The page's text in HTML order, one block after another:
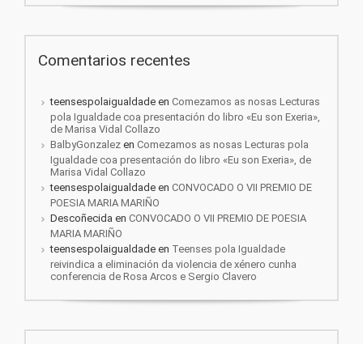
Comentarios recentes
teensespolaigualdade en Comezamos as nosas Lecturas
pola Igualdade coa presentación do libro «Eu son Exeria»,
de Marisa Vidal Collazo
BalbyGonzalez en Comezamos as nosas Lecturas pola
Igualdade coa presentación do libro «Eu son Exeria», de
Marisa Vidal Collazo
teensespolaigualdade en CONVOCADO O VII PREMIO DE
POESIA MARIA MARIÑO
Descoñecida en CONVOCADO O VII PREMIO DE POESIA
MARIA MARIÑO
teensespolaigualdade en Teenses pola Igualdade
reivindica a eliminación da violencia de xénero cunha
conferencia de Rosa Arcos e Sergio Clavero